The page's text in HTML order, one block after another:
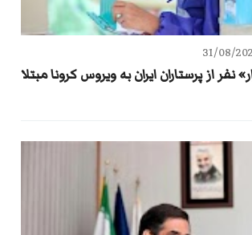
31/08/
«۱۰۰ هزار» نفر از پرستاران ایران به ویروس کرونا مبتلا